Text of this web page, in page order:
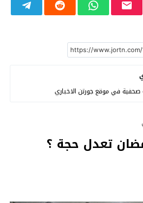
صحفية في موقع جورتن الاخباري
تعدل حجة ؟